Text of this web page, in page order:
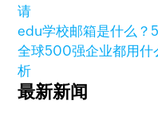
请
edu学校邮箱是什么？
全球500强企业都用什
析
最新新闻